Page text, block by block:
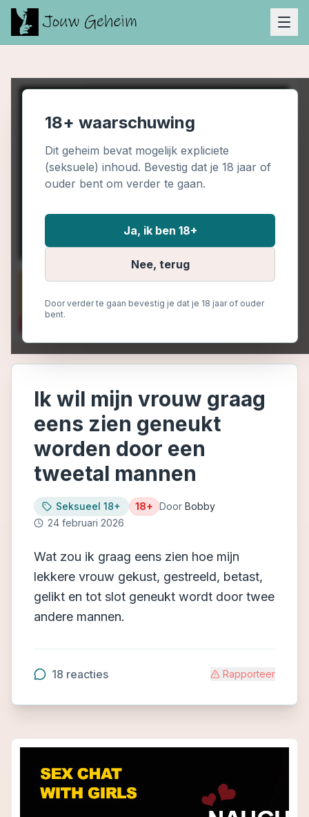
18+ waarschuwing
Dit geheim bevat mogelijk expliciete
(seksuele) inhoud. Bevestig dat je 18 jaar of
ouder bent om verder te gaan.
Ja, ik ben 18+
Nee, terug
Door verder te gaan bevestig je dat je 18 jaar of ouder
bent.
Ik wil mijn vrouw graag
eens zien geneukt
worden door een
tweetal mannen
Seksueel 18+ 18+ Door Bobby
24 februari 2026
Wat zou ik graag eens zien hoe mijn
lekkere vrouw gekust, gestreeld, betast,
gelikt en tot slot geneukt wordt door twee
andere mannen.
18 reacties Rapporteer